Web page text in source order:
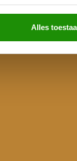
Alles
Verzending